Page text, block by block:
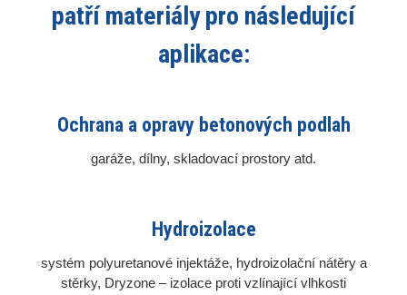
patří materiály pro následující
aplikace:
Ochrana a opravy betonových podlah
garáže, dílny, skladovací prostory atd.
Hydroizolace
systém polyuretanové injektáže, hydroizolační nátěry a
stěrky, Dryzone – izolace proti vzlínající vlhkosti